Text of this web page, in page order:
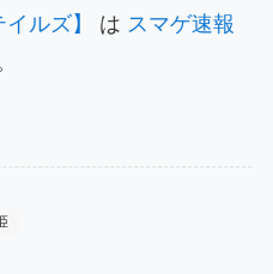
ルズ】
は スマゲ速報